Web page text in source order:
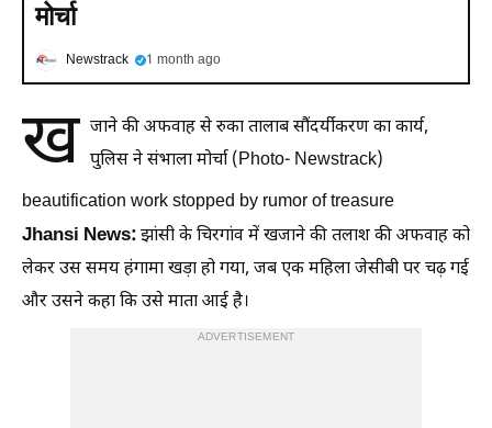
मोर्चा
Newstrack 1 month ago
ख जाने की अफवाह से रुका तालाब सौंदर्यीकरण का कार्य,
पुलिस ने संभाला मोर्चा (Photo- Newstrack)
beautification work stopped by rumor of treasure
Jhansi News:झांसी के चिरगांव में खजाने की तलाश की अफवाह को
लेकर उस समय हंगामा खड़ा हो गया, जब एक महिला जेसीबी पर चढ़ गई
और उसने कहा कि उसे माता आई है।
ADVERTISEMENT